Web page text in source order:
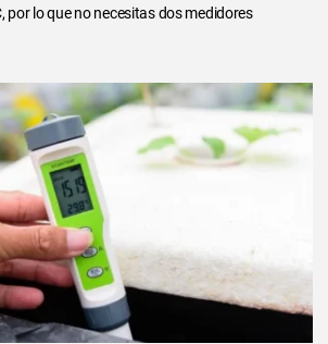
por lo que no necesitas dos medidores